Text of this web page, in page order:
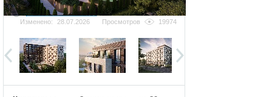
Добавить фотографию
Изменено:
28.07.2026 Просмотров 19974